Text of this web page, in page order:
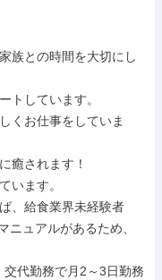
族との時間を大切にし
トしています。
くお仕事をしていま
癒されます！
います。
、給食業界未経験者
ニュアルがあるため、
代勤務で月2～3日勤務